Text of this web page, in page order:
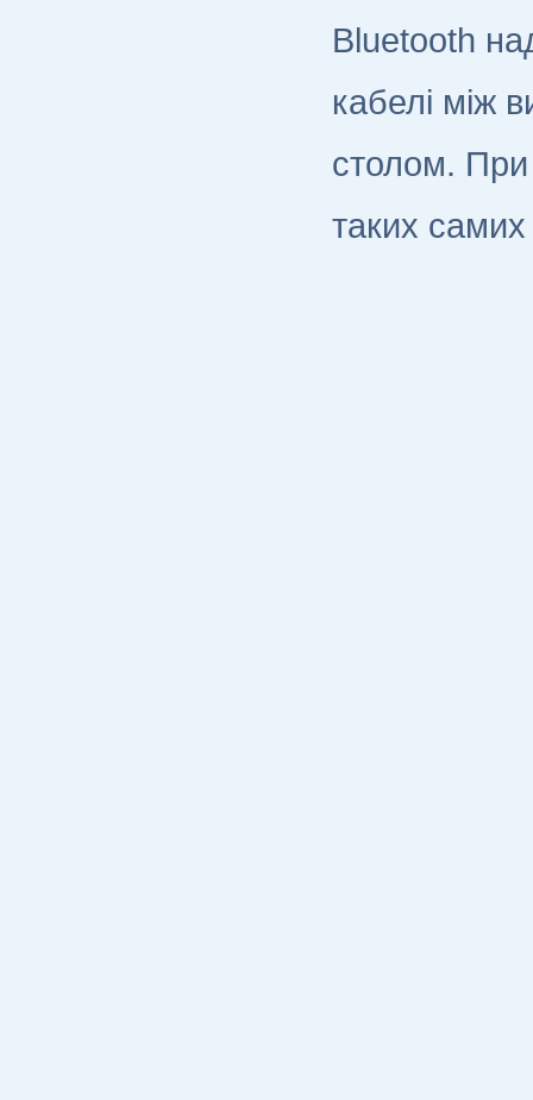
Bluetooth
кабелі між
столом. При
таких самих